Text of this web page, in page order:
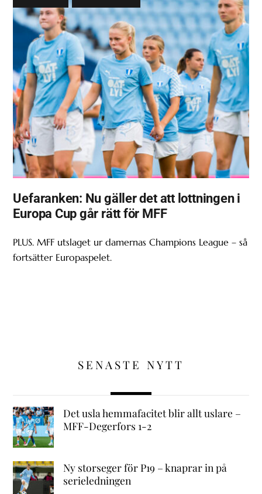
Uefaranken: Nu gäller det att lottningen i
Europa Cup går rätt för MFF
PLUS. MFF utslaget ur damernas Champions League – så
fortsätter Europaspelet.
SENASTE NYTT
Det usla hemmafacitet blir allt uslare –
MFF-Degerfors 1-2
Ny storseger för P19 – knaprar in på
serieledningen